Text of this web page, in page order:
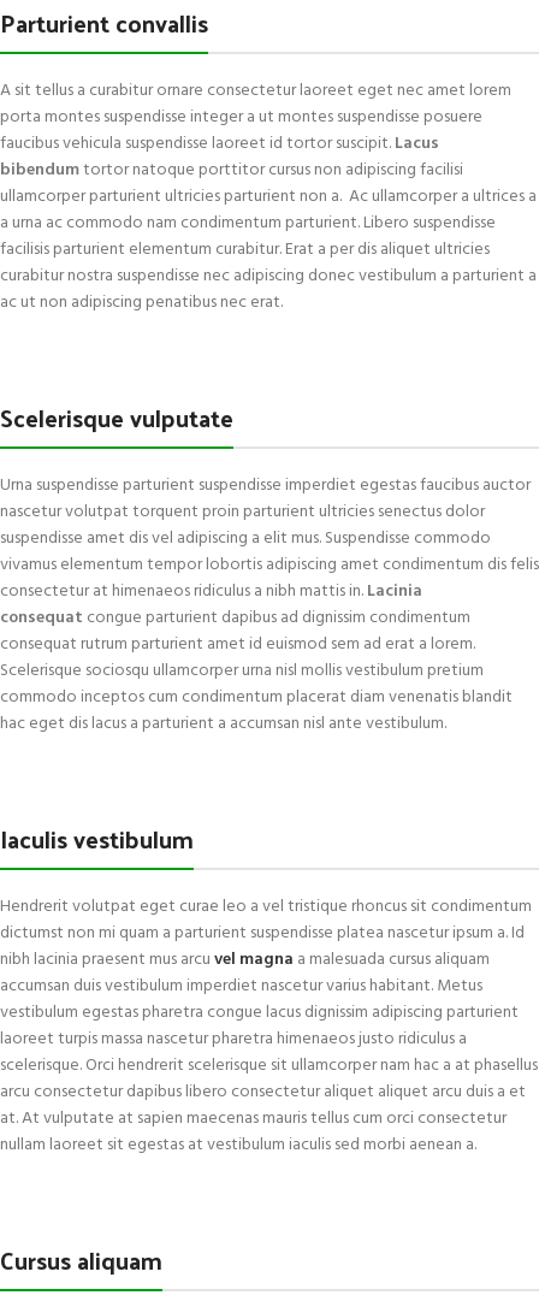
Parturient convallis
A sit tellus a curabitur ornare consectetur laoreet eget nec amet lorem
porta montes suspendisse integer a ut montes suspendisse posuere
faucibus vehicula suspendisse laoreet id tortor suscipit.Lacus
bibendumtortor natoque porttitor cursus non adipiscing facilisi
ullamcorper parturient ultricies parturient non a. Ac ullamcorper a ultrices a
a urna ac commodo nam condimentum parturient. Libero suspendisse
facilisis parturient elementum curabitur. Erat a per dis aliquet ultricies
curabitur nostra suspendisse nec adipiscing donec vestibulum a parturient a
ac ut non adipiscing penatibus nec erat.
Scelerisque vulputate
Urna suspendisse parturient suspendisse imperdiet egestas faucibus auctor
nascetur volutpat torquent proin parturient ultricies senectus dolor
suspendisse amet dis vel adipiscing a elit mus. Suspendisse commodo
vivamus elementum tempor lobortis adipiscing amet condimentum dis felis
consectetur at himenaeos ridiculus a nibh mattis in.Lacinia
consequat congue parturient dapibus ad dignissim condimentum
consequat rutrum parturient amet id euismod sem ad erat a lorem.
Scelerisque sociosqu ullamcorper urna nisl mollis vestibulum pretium
commodo inceptos cum condimentum placerat diam venenatis blandit
hac eget dis lacus a parturient a accumsan nisl ante vestibulum.
Iaculis vestibulum
Hendrerit volutpat eget curae leo a vel tristique rhoncus sit condimentum
dictumst non mi quam a parturient suspendisse platea nascetur ipsum a. Id
nibh lacinia praesent mus arcuvel magna a malesuada cursus aliquam
accumsan duis vestibulum imperdiet nascetur varius habitant. Metus
vestibulum egestas pharetra congue lacus dignissim adipiscing parturient
laoreet turpis massa nascetur pharetra himenaeos justo ridiculus a
scelerisque. Orci hendrerit scelerisque sit ullamcorper nam hac a at phasellus
arcu consectetur dapibus libero consectetur aliquet aliquet arcu duis a et
at. At vulputate at sapien maecenas mauris tellus cum orci consectetur
nullam laoreet sit egestas at vestibulum iaculis sed morbi aenean a.
Cursus aliquam